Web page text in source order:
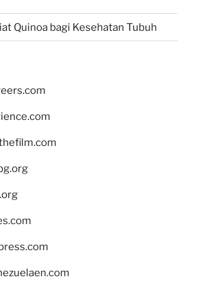
Quinoa bagi Kesehatan Tubuh